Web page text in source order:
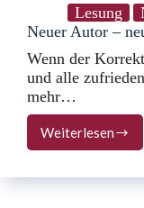
Lesung
Neuer Autor –
Wenn der
und alle
mehr…
Weiterlesen
Neuer
Autor